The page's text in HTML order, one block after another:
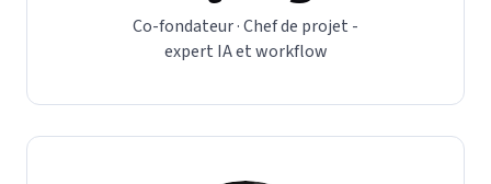
Co-fondateur · Chef de projet -
expert IA et workflow